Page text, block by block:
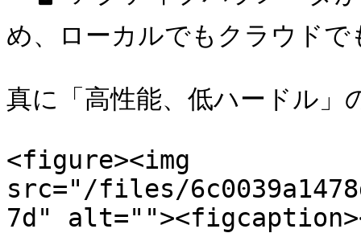
め、ローカルでもクラウド
真に「高性能、低ハードル
<figure><img
src="/files/
7d"